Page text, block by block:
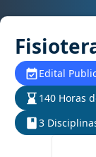
Edital
140 Horas
3